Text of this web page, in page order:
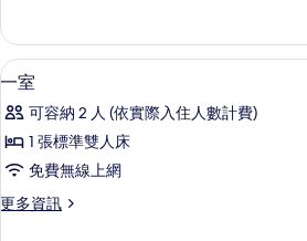
廳
的
所
有
相
片
一
房
一
的
詳
顯
示
一
室
所
15
一室
可容納 2 人 (依實際入住人數計費)
1 張標準雙人床
免費無線上網
更多資訊
更